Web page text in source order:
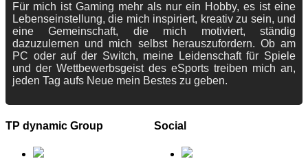
Für mich ist Gaming mehr als nur ein Hobby, es ist eine
Lebenseinstellung, die mich inspiriert, kreativ zu sein, und
eine Gemeinschaft, die mich motiviert, ständig
dazuzulernen und mich selbst herauszufordern. Ob am
PC oder auf der Switch, meine Leidenschaft für Spiele
und der Wettbewerbsgeist des eSports treiben mich an,
jeden Tag aufs Neue mein Bestes zu geben.
TP dynamic Group Social